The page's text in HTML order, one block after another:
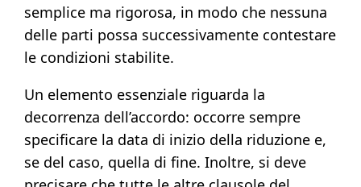
semplice ma rigorosa, in modo che nessuna
delle parti possa successivamente contestare
le condizioni stabilite.
Un elemento essenziale riguarda la
decorrenza dell’accordo: occorre sempre
specificare la data di inizio della riduzione e,
se del caso, quella di fine. Inoltre, si deve